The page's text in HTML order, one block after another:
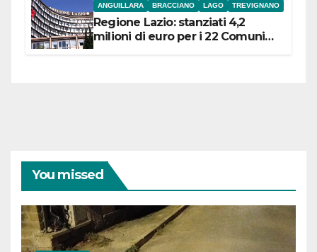
ANGUILLARA BRACCIANO LAGO TREVIGNANO
Regione Lazio: stanziati 4,2
milioni di euro per i 22 Comuni
You missed